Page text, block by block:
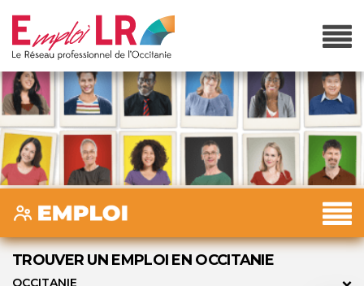
TROUVER UN EMPLOI EN OCCITANIE